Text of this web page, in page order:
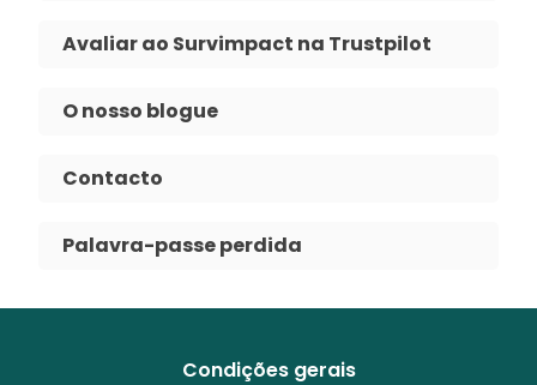
Avaliar ao Survimpact na Trustpilot
O nosso blogue
Contacto
Palavra-passe perdida
Condições gerais